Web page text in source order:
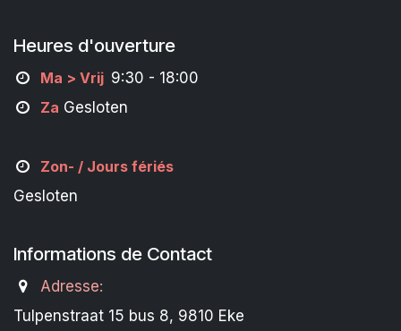
Heures d'ouverture
Ma > Vrij 9:30 - 18:00
Za Gesloten
Zon- / Jours fériés
Gesloten
Informations de Contact
Adresse:
Tulpenstraat 15 bus 8, 9810 Eke